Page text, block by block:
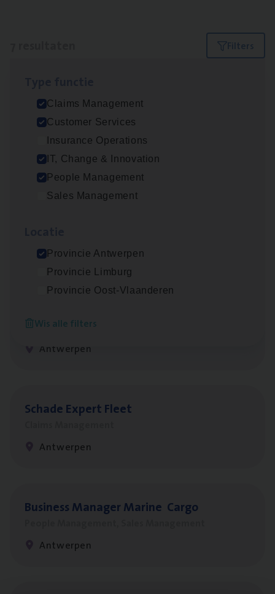
Filters
Claims Management
Customer Services
Insurance Operations
IT, Change & Innovation
People Management
Sales Management
Provincie Antwerpen
Provincie Limburg
Provincie Oost-Vlaanderen
Wis alle filters
Claims­hand­ler Fleet&
Claims Management
Antwerpen
Test Ana­lyst
Cus­to­mer Care Expert
Customer Services
Antwerpen
Scha­de Expert Fleet
Antwerpen
Busi­ness Mana­ger Mari­ne Cargo
Antwerpen